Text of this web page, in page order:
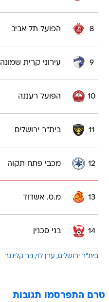
8 הפועל תל אביב
9 עירוני קרית שמונה
10 הפועל רעננה
11 בית"ר ירושלים
12 מכבי פתח תקוה
13 מ.ס. אשדוד
14 בני סכנין
בית"ר ירושלים ערן לוי ניר קלינגר
טרם התפרסמו תגובות